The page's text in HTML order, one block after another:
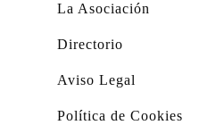
La Asociación
Directorio
Aviso Legal
Política de Cookies